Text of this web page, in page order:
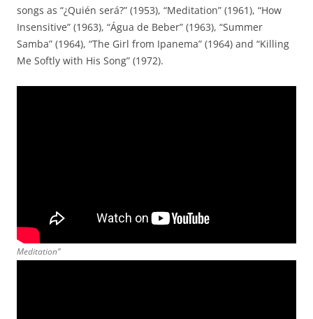
songs as “¿Quién será?” (1953), “Meditation” (1961), “How
Insensitive” (1963), “Água de Beber” (1963), “Summer
Samba” (1964), “The Girl from Ipanema” (1964) and “Killing
Me Softly with His Song” (1972).
Meditation”